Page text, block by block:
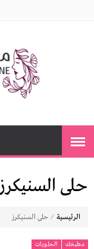
حلى السنيكرز
الرئيسية ⁄ حلى السنيكرز
مطبخك الحلويات